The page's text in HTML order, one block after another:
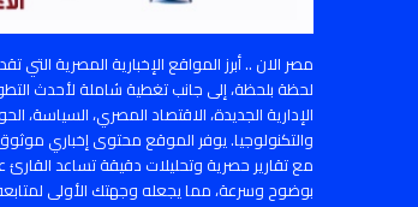
مصر الان .. أبرز المواقع الإخبارية المصرية التي
لحظة بلحظة، إلى جانب تغطية شاملة لأحدث
الإدارية الجديدة، الاقتصاد المصري، السياسة،
والتكنولوجيا. يوفر الموقع محتوى إخباري
مع تقارير حصرية وتحليلات دقيقة تساعد
بوضوح وسرعة، مما يجعله وجهتك الأولى